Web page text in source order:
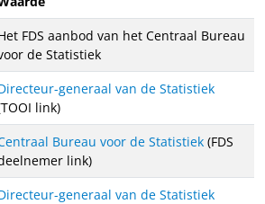
FDS aanbod van het Centraal Bureau
de Statistiek
generaal van de Statistiek
link)
Bureau voor de Statistiek (FDS
link)
generaal van de Statistiek